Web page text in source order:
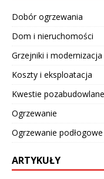
Dobór ogrzewania
Dom i nieruchomości
Grzejniki i modernizacja
Koszty i eksploatacja
Kwestie pozabudowlane
Ogrzewanie
Ogrzewanie podłogowe
ARTYKUŁY